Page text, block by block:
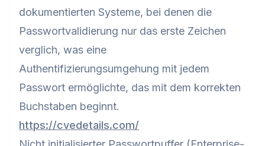
dokumentierten Systeme, bei denen die
Passwortvalidierung nur das erste Zeichen
verglich, was eine
Authentifizierungsumgehung mit jedem
Passwort ermöglichte, das mit dem korrekten
Buchstaben beginnt.
https://cvedetails.com/